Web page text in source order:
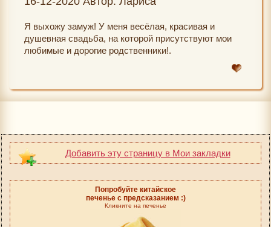
Я выхожу замуж! У меня весёлая, красивая и
душевная свадьба, на которой присутствуют мои
любимые и дорогие родственники!.
Добавить эту страницу в Мои закладки
Попробуйте китайское
печенье с предсказанием :)
Кликните на печенье